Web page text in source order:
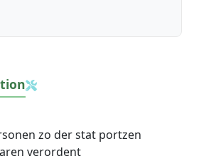
zo der stat portzen
verordent